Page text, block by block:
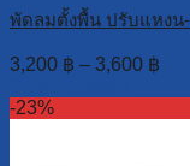
พัดลมตั้งพื้น ปรับแหงน
3,200 ฿ – 3,600 ฿
-23%